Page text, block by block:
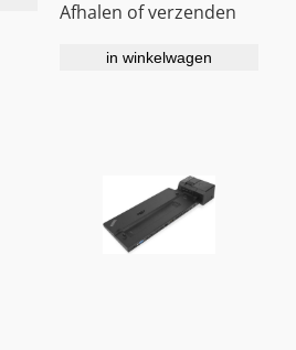
Afhalen of verzenden
in winkelwagen